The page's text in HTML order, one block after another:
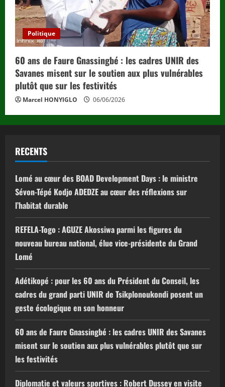
Politique
60 ans de Faure Gnassingbé : les cadres UNIR des
Savanes misent sur le soutien aux plus vulnérables
plutôt que sur les festivités
Marcel HONYIGLO 06/06/2026
RECENTS
Lomé au cœur des BOAD Development Days : le ministre
Sévon-Tépé Kodjo ADEDZE au cœur des réflexions sur
l’habitat durable
REFELA-Togo : AGUZE Akossiwa parmi les figures du
nouveau bureau national, élue vice-présidente du Grand
Lomé
Adétikopé : pour les 60 ans du Président du Conseil, les
cadres du grand parti UNIR de Tsikplonoukondi posent un
geste écologique en son honneur
60 ans de Faure Gnassingbé : les cadres UNIR des Savanes
misent sur le soutien aux plus vulnérables plutôt que sur
les festivités
Diplomatie et valeurs sportives : Robert Dussey en visite